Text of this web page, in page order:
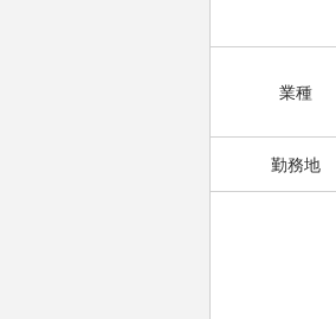
業種
勤務地